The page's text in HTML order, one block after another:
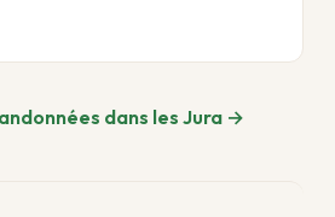
dans les Jura →